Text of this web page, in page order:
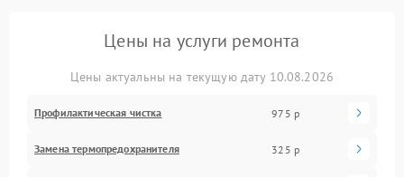
Цены на услуги ремонта
Цены актуальны на текущую дату 10.08.2026
Профилактическая чистка 975 р
Замена термопредохранителя 325 р